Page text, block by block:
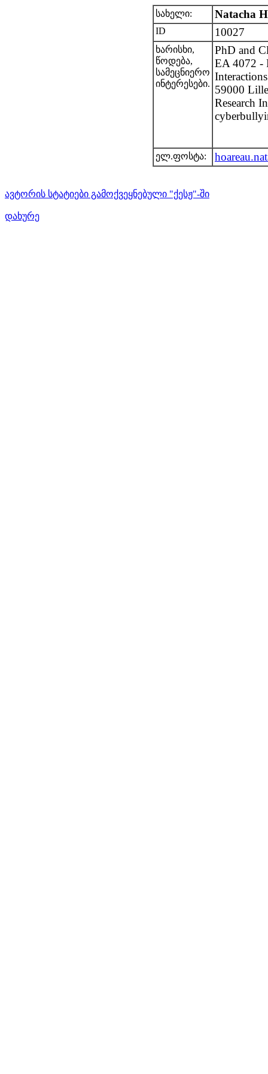
სახელი: Natacha
ID 10027
ხარისხი,
წოდება,
სამეცნიერო
ინტერესები.
PhD and
EA 4072 -
59000
Research
ელ.ფოსტა:
ავტორის სტატიები გამოქვეყნებული "ქესჟ"-ში
დახურე